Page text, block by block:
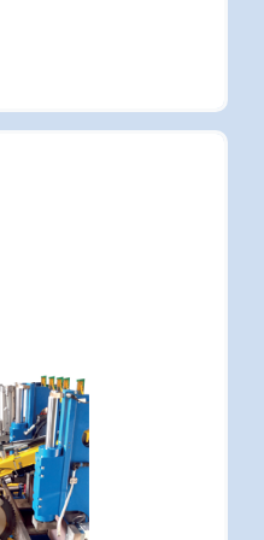
und HSS-
Sägeblätter
mittels